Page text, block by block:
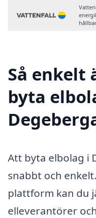
Så enkelt
byta
Att byta elbolag i
snabbt och
plattform kan du
elleverantörer